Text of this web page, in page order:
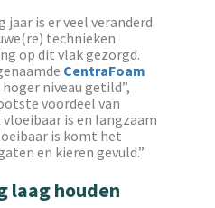
is er veel veranderd
technieken
op dit vlak gezorgd.
CentraFoam
niveau getild”,
voordeel van
is en langzaam
is komt het
en kieren gevuld.”
laag houden